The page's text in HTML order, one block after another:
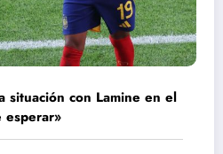
situación con Lamine en el
esperar»